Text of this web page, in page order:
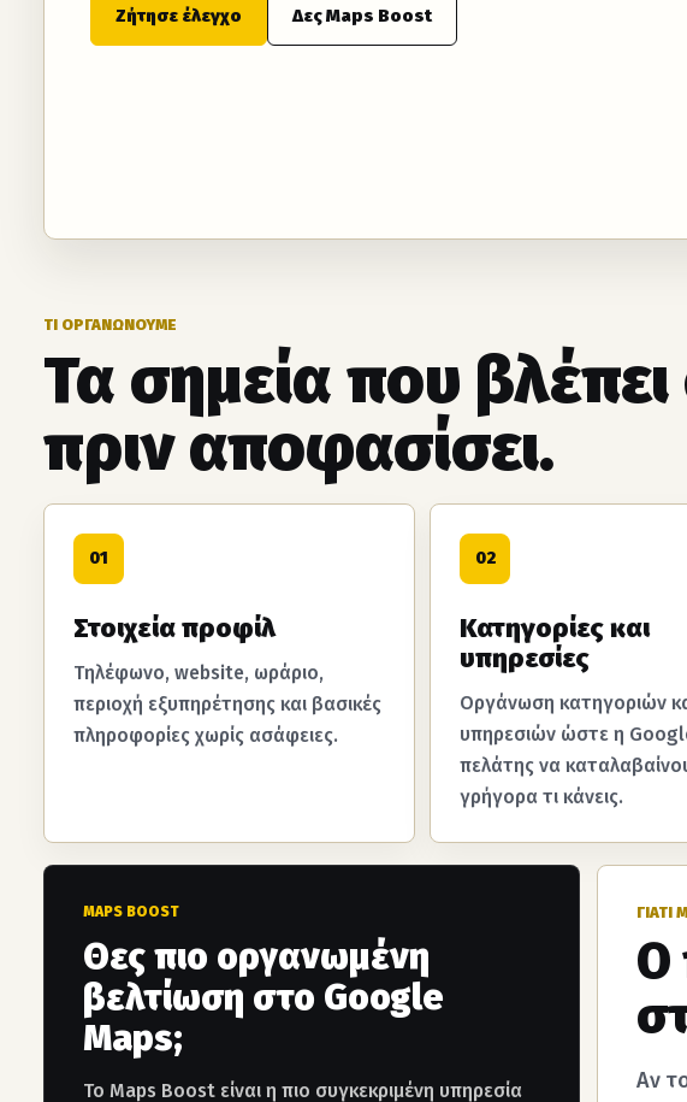
Ζήτησε έλεγχο Δες Maps Boost
ΤΙ ΟΡΓΑΝΩΝΟΥΜΕ
Τα σημεία που
πριν αποφασίσει.
01
Στοιχεία προφίλ
Τηλέφωνο, website, ωράριο,
περιοχή εξυπηρέτησης και βασικές
πληροφορίες χωρίς ασάφειες.
02
Κατηγορίες και
υπηρεσίες
Οργάνωση κατηγοριών
υπηρεσιών ώστε η
πελάτης να
γρήγορα τι κάνεις.
MAPS BOOST
Θες πιο οργανωμένη
βελτίωση στο Google
Maps;
Το Maps Boost είναι η πιο συγκεκριμένη υπηρεσία
ΓΙΑΤΙ
Ο
Αν